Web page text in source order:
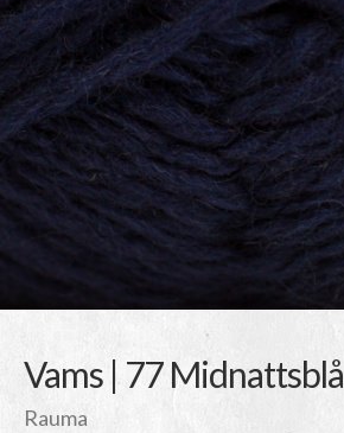
Vams | 77 Midnattsblå
Rauma